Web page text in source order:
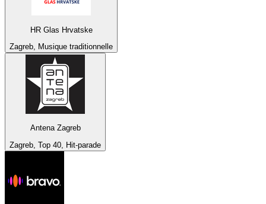
HR Glas Hrvatske
Zagreb, Musique traditionnelle
Antena Zagreb
Zagreb, Top 40, Hit-parade